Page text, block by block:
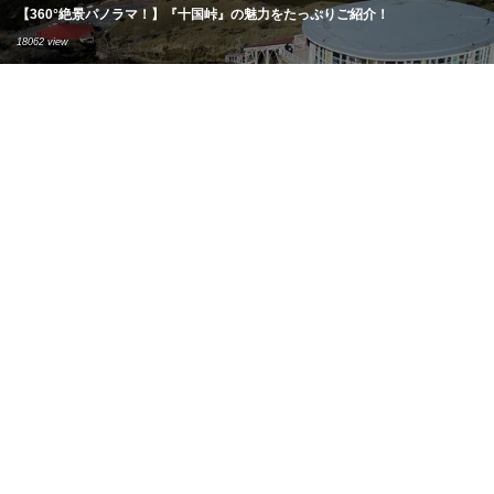
【360°絶景パノラマ！】『十国峠』の魅力をたっぷりご紹介！
18062 view